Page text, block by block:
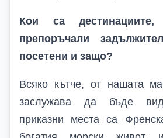
Кои са
препоръчали
посетени и защо?
Всяко кътче, от нашата
заслужава да бъде
приказни места са